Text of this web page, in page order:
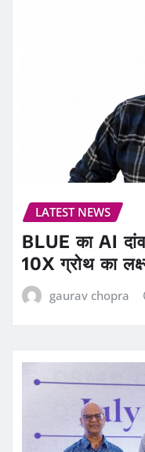
LATEST NEWS
BLUE का AI
10X ग्रोथ का
gaurav chopra